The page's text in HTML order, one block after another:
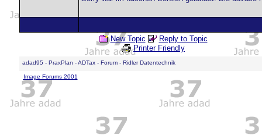
New Topic
Reply to Topic
Printer Friendly
adad95 - PraxPlan - ADTax - Forum - Ridler Datentechnik
Image Forums 2001